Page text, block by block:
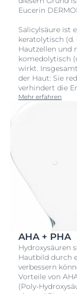
Eucerin
Salicylsäure ist
keratolytisch
Hautzellen und
komedolytisch
wirkt.
der Haut: Sie
verhindert die
Mehr erfahren
AHA + PHA
Hydroxysäuren
Hautbild durch
verbessern
Vorteile von
(Poly-